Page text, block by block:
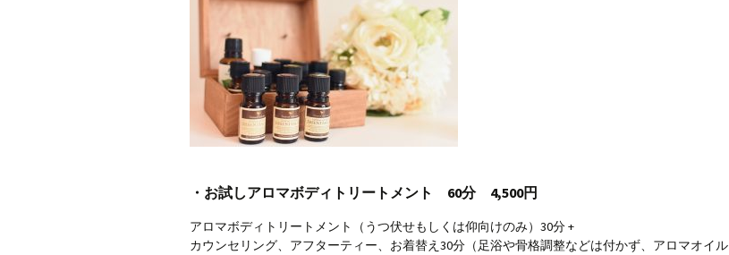
・お試しアロマボディトリートメント 60分 4,500円
アロマボディトリートメント（うつ伏せもしくは仰向けのみ）30分 +
カウンセリング、アフターティー、お着替え30分（足浴や骨格調整などは付かず、アロマオイル